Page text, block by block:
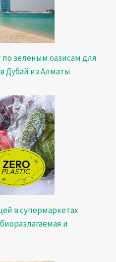
зеленым оазисам для
Дубай из Алматы
в супермаркетах
и